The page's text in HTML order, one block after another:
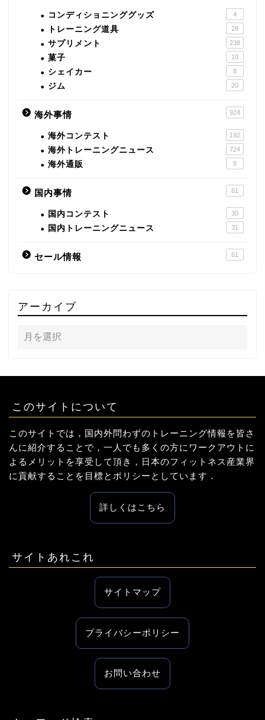
コンディショニンググッズ 4
トレーニング道具 28
サプリメント 238
菓子 10
シェイカー 8
ジム 20
海外事情 924
海外コンテスト 192
海外トレーニングニュース 724
海外通販 8
国内事情 61
国内コンテスト 30
国内トレーニングニュース 31
セール情報 61
アーカイブ
このサイトについて
このサイトでは，国内外問わずのトレーニング情報を皆さ
んに紹介することで，一人でも多くの方にワークアウトに
よるメリットを享受して頂き，日本のフィットネス産業界
に貢献することを目標とポリシーとしています．
詳しくはこちら
サイトあれこれ
サイトマップ
プライバシーポリシー
お問い合わせ